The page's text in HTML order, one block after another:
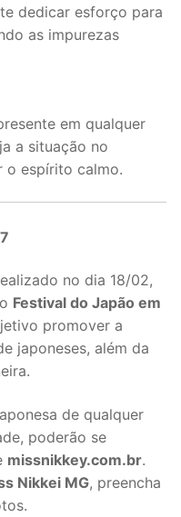
dedicar esforço para
as impurezas
em qualquer
a situação no
o espírito calmo.
no dia 18/02,
Festival do Japão em
promover a
japoneses, além da
de qualquer
poderão se
missnikkey.com.br.
Nikkei MG, preencha